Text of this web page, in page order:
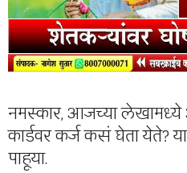
नमस्कार, आजच्या
कार्डवर कर्ज कसं घेता येते?
पाहूया.